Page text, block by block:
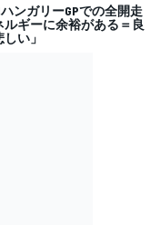
ンガリーGPでの全開走
ギーに余裕がある＝良
い」